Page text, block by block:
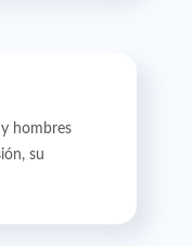
hombres
su